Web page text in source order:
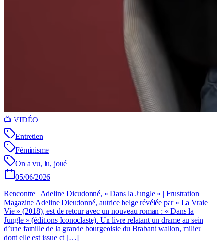
📺 VIDÉO
Entretien
Féminisme
On a vu, lu, joué
05/06/2026
Rencontre | Adeline Dieudonné, « Dans la Jungle » | Frustration
Magazine Adeline Dieudonné, autrice belge révélée par « La Vraie
Vie » (2018), est de retour avec un nouveau roman : « Dans la
Jungle » (éditions Iconoclaste). Un livre relatant un drame au sein
d’une famille de la grande bourgeoisie du Brabant wallon, milieu
dont elle est issue et […]